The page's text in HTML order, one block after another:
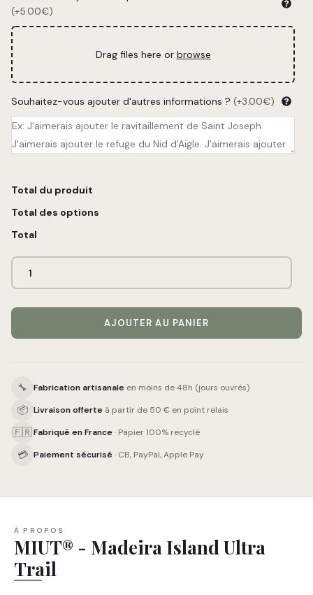
(+5.00€)
Drag files here or browse
Souhaitez-vous ajouter d'autres informations ? (+3.00€)
Total du produit
Total des options
Total
AJOUTER AU PANIER
🔧 Fabrication artisanale en moins de 48h (jours ouvrés)
📦 Livraison offerte à partir de 50 € en point relais
🇫🇷Fabriqué en France · Papier 100% recyclé
💳 Paiement sécurisé · CB, PayPal, Apple Pay
À PROPOS
MIUT® - Madeira Island Ultra
Trail